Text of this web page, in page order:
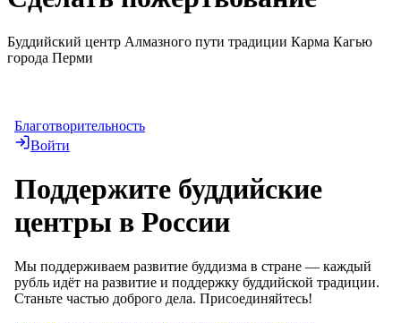
Буддийский центр Алмазного пути традиции Карма Кагью
города Перми